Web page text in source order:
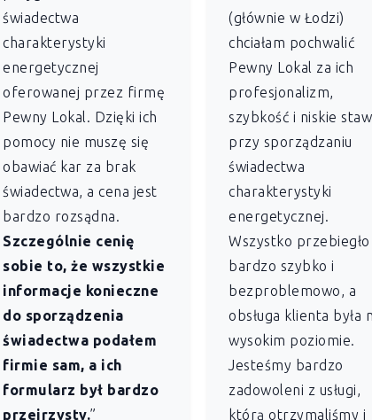
świadectwa
charakterystyki
energetycznej
oferowanej przez firmę
Pewny Lokal. Dzięki ich
pomocy nie muszę się
obawiać kar za brak
świadectwa, a cena jest
bardzo rozsądna.
Szczególnie cenię
sobie to, że wszystkie
informacje konieczne
do sporządzenia
świadectwa podałem
firmie sam, a ich
formularz był bardzo
przejrzysty.”
(głównie w Łodzi)
chciałam pochwalić
Pewny Lokal za ich
profesjonalizm,
szybkość i niskie
przy sporządzaniu
świadectwa
charakterystyki
energetycznej.
Wszystko przebiegło
bardzo szybko i
bezproblemowo, a
obsługa klienta była
wysokim poziomie.
Jesteśmy bardzo
zadowoleni z usługi,
którą otrzymaliśmy i